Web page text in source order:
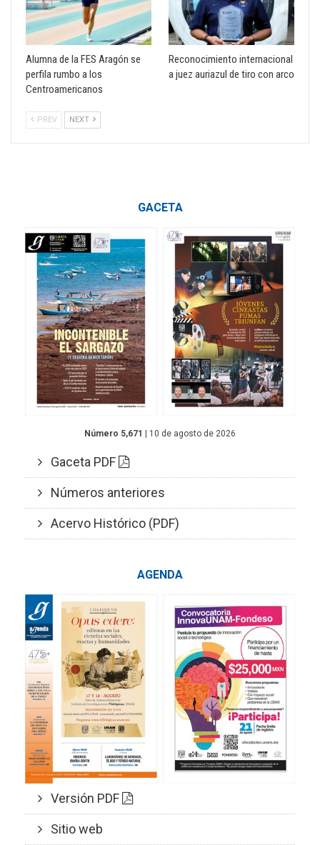
Alumna de la FES Aragón se
perfila rumbo a los
Centroamericanos
Reconocimiento internacional
a juez auriazul de tiro con arco
PREV NEXT
GACETA
Número 5,671 | 10 de agosto de 2026
Gaceta PDF
Números anteriores
Acervo Histórico (PDF)
AGENDA
Versión PDF
Sitio web